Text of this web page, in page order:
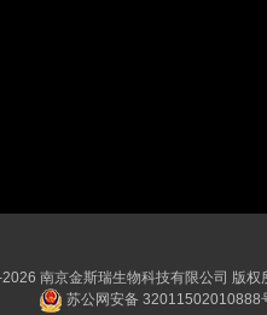
南京金斯瑞生物科技有限公司 版权
苏公网安备 32011502010888